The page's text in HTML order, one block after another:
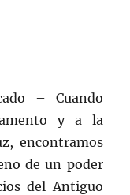
– Cuando
y a la
encontramos
de un poder
del Antiguo